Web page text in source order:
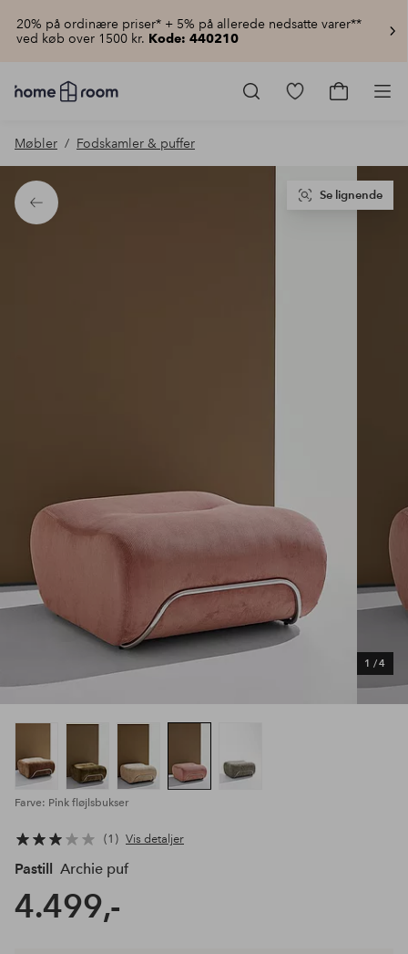
20% på ordinære priser* + 5% på allerede nedsatte varer**
ved køb over 1500 kr. Kode: 440210
Homeroom
–
hjemmet
til
lav
pris
Gå
Gå
Møbler Fodskamler & puffer
Tilbage
1 /4
Se lignende
Farve: Pink fløjlsbukser
1 Vis detaljer
Pastill Archie puf
4.499,-